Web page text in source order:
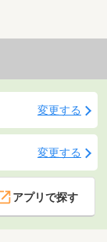
変更する
変更する
アプリで探す